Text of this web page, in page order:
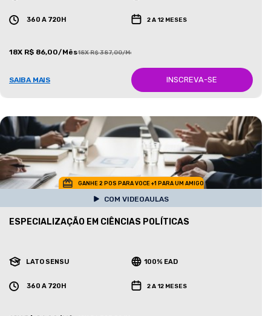
360 A 720H 2 A 12 MESES
18X R$ 86,00/Mês18X R$ 387,00/Mês
SAIBA MAIS INSCREVA-SE
GANHE 2 POS PARA VOCE +1 PARA UM AMIGO
COM VIDEOAULAS
ESPECIALIZAÇÃO EM CIÊNCIAS POLÍTICAS
LATO SENSU 100% EAD
360 A 720H 2 A 12 MESES